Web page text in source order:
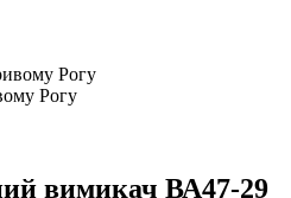
Рогу
вимикач ВА47-29